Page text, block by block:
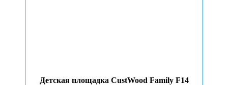
Детская площадка CustWood Family F14